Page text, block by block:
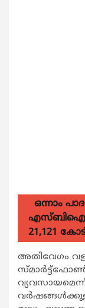
ഒന്നാം
21,121
അതിവേഗം